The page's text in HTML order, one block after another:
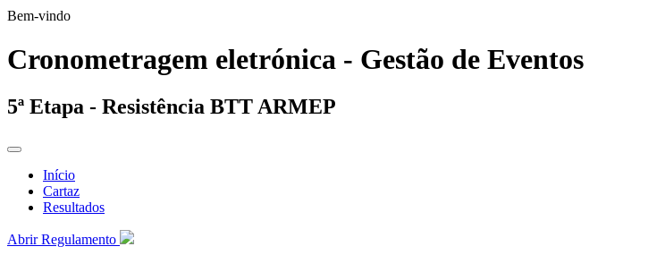
Bem-vindo
Cronometragem eletrónica - Gestão de Eventos
5ª Etapa - Resistência BTT ARMEP
Início
Cartaz
Resultados
Abrir Regulamento